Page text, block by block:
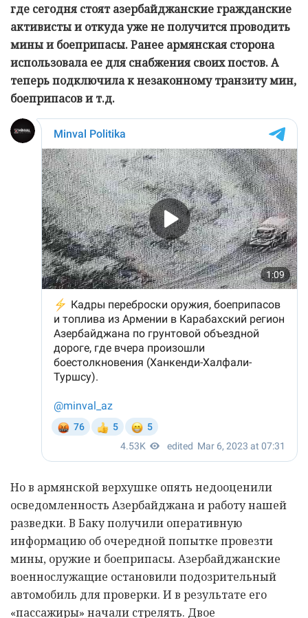
где сегодня стоят азербайджанские гражданские
активисты и откуда уже не получится проводить
мины и боеприпасы. Ранее армянская сторона
использовала ее для снабжения своих постов. А
теперь подключила к незаконному транзиту мин,
боеприпасов и т.д.
Но в армянской верхушке опять недооценили
осведомленность Азербайджана и работу нашей
разведки. В Баку получили оперативную
информацию об очередной попытке провезти
мины, оружие и боеприпасы. Азербайджанские
военнослужащие остановили подозрительный
автомобиль для проверки. И в результате его
«пассажиры» начали стрелять. Двое